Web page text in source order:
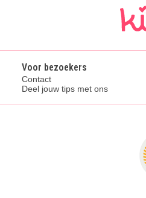
Voor bezoekers
Contact
Deel jouw tips met ons